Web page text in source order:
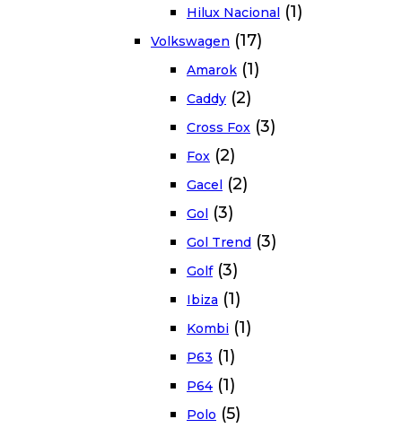
Hilux Nacional (1)
Volkswagen (17)
Amarok (1)
Caddy (2)
Cross Fox (3)
Fox (2)
Gacel (2)
Gol (3)
Gol Trend (3)
Golf (3)
Ibiza (1)
Kombi (1)
P63 (1)
P64 (1)
Polo (5)